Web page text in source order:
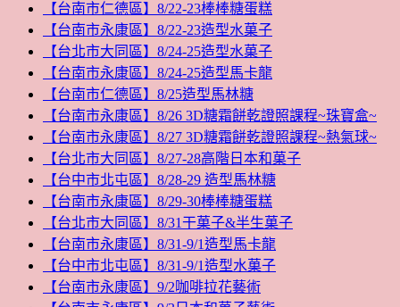
【台南市仁德區】8/22-23棒棒糖蛋糕
【台南市永康區】8/22-23造型水菓子
【台北市大同區】8/24-25造型水菓子
【台南市永康區】8/24-25造型馬卡龍
【台南市仁德區】8/25造型馬林糖
【台南市永康區】8/26 3D糖霜餅乾證照課程~珠寶盒~
【台南市永康區】8/27 3D糖霜餅乾證照課程~熱氣球~
【台北市大同區】8/27-28高階日本和菓子
【台中市北屯區】8/28-29 造型馬林糖
【台南市永康區】8/29-30棒棒糖蛋糕
【台北市大同區】8/31干菓子&半生菓子
【台南市永康區】8/31-9/1造型馬卡龍
【台中市北屯區】8/31-9/1造型水菓子
【台南市永康區】9/2咖啡拉花藝術